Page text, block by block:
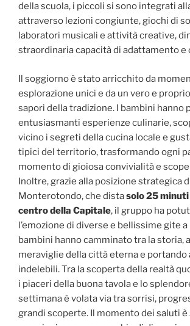
della scuola, i piccoli si sono integrati
attraverso lezioni congiunte, giochi di
laboratori musicali e attività creative,
straordinaria capacità di adattamento e
Il soggiorno è stato arricchito da
esplorazione unici e da un vero e
sapori della tradizione. I bambini hanno
entusiasmanti esperienze culinarie,
vicino i segreti della cucina locale e
tipici del territorio, trasformando ogni
momento di gioiosa convivialità e
Inoltre, grazie alla posizione strategica
Monterotondo, che distasolo 25
centro della Capitale, il gruppo ha
l’emozione di diverse e bellissime gite a
bambini hanno camminato tra la storia,
meraviglie della città eterna e portando
indelebili. Tra la scoperta della realtà
i piaceri della buona tavola e lo
settimana è volata via tra sorrisi,
grandi scoperte. Il momento dei saluti